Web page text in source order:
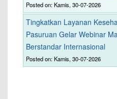
Posted on: Kamis, 30-07-2026
Tingkatkan Layanan
Pasuruan Gelar Webinar
Berstandar Internasional
Posted on: Kamis, 30-07-2026